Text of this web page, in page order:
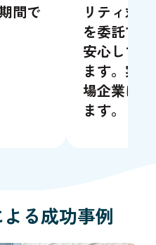
間で
リティ対
を委託す
安心して
ます。実
場企業に
ます。
る成功事例